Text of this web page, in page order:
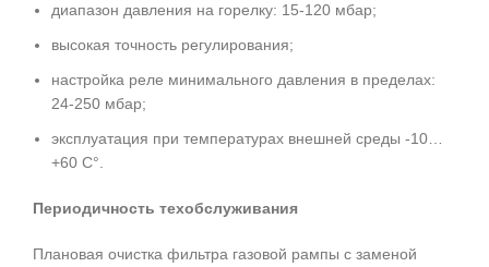
диапазон давления на горелку: 15-120 мбар;
высокая точность регулирования;
настройка реле минимального давления в пределах:
24-250 мбар;
эксплуатация при температурах внешней среды -10…
+60 С°.
Периодичность техобслуживания
Плановая очистка фильтра газовой рампы с заменой